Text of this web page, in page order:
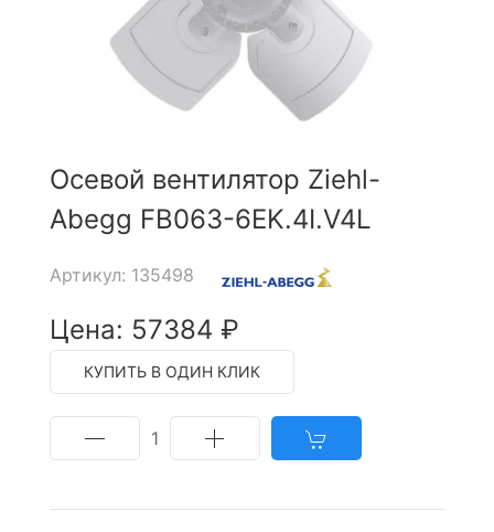
Осевой вентилятор Ziehl-
Abegg FB063-6EK.4I.V4L
Артикул: 135498
Цена: 57384 ₽
КУПИТЬ В ОДИН КЛИК
1